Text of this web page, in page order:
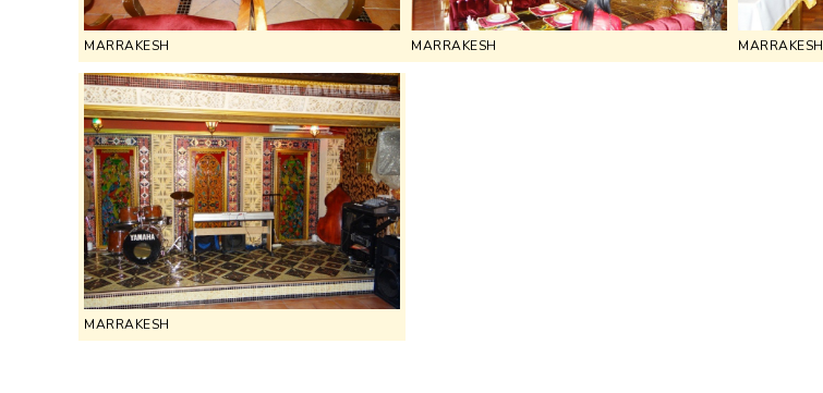
MARRAKESH MARRAKESH MARRAKESH
MARRAKESH